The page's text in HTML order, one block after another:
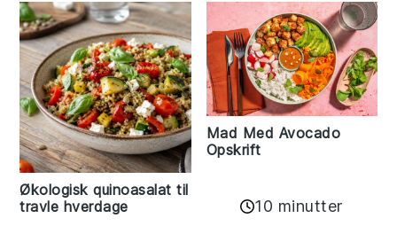
Økologisk quinoasalat til
travle hverdage
Mad Med Avocado
Opskrift
10 minutter